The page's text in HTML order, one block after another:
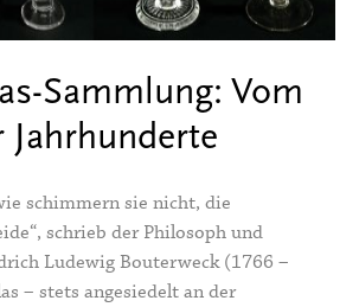
Sammlung: Vom
Jahrhunderte
schimmern sie nicht, die
schrieb der Philosoph und
Ludewig Bouterweck (1766 –
– stets angesiedelt an der